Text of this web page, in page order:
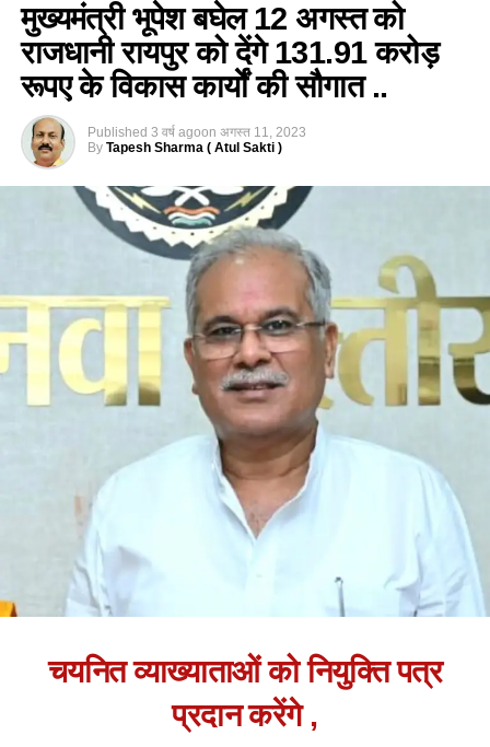
मुख्यमंत्री भूपेश बघेल 12 अगस्त को
राजधानी रायपुर को देंगे 131.91 करोड़
रूपए के विकास कार्याें की सौगात ..
Published 3 वर्ष agoon अगस्त 11, 2023
By Tapesh Sharma ( Atul Sakti )
चयनित व्याख्याताओं को नियुक्ति पत्र
प्रदान करेंगे ,